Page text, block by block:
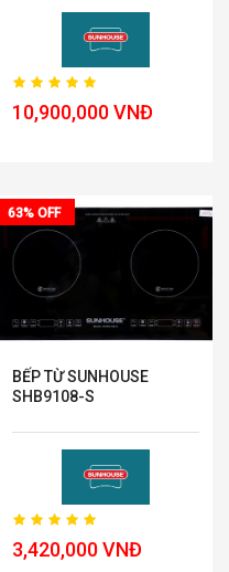
10,900,000 VNĐ
63% OFF
BẾP TỪ SUNHOUSE
SHB9108-S
3,420,000 VNĐ